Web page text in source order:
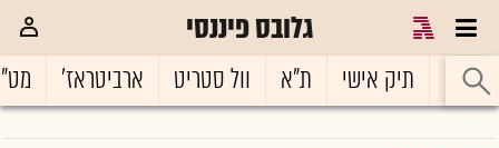
גלובס פיננסי
ראשי תיק אישי ת"א וול סטריט ארביטראז'